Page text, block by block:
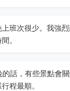
班次很少。我強
。
話，有些景點會
程最順。